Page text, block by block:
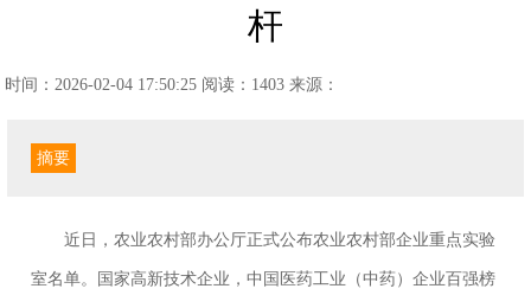
杆
时间：2026-02-04 17:50:25 阅读：1403 来源：
摘要
近日，农业农村部办公厅正式公布农业农村部企业重点实验
室名单。国家高新技术企业，中国医药工业（中药）企业百强榜